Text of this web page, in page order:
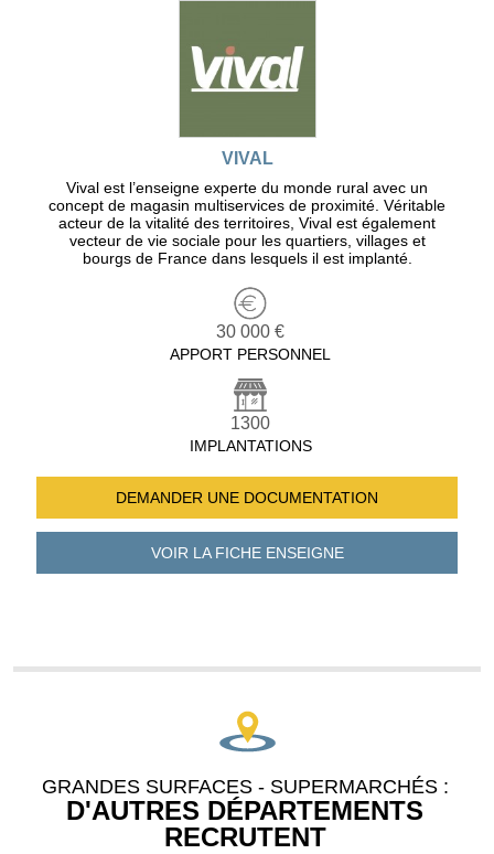
VIVAL
Vival est l’enseigne experte du monde rural avec un
concept de magasin multiservices de proximité. Véritable
acteur de la vitalité des territoires, Vival est également
vecteur de vie sociale pour les quartiers, villages et
bourgs de France dans lesquels il est implanté.
30 000 €
APPORT PERSONNEL
1300
IMPLANTATIONS
DEMANDER UNE DOCUMENTATION
VOIR LA FICHEENSEIGNE
GRANDES SURFACES - SUPERMARCHÉS :
D'AUTRES DÉPARTEMENTS
RECRUTENT